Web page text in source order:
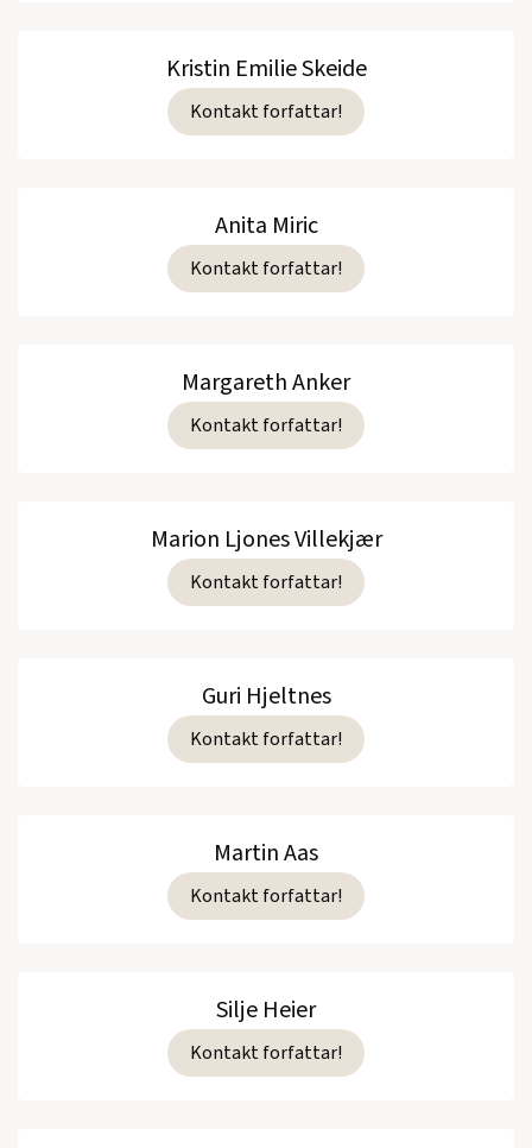
Kristin Emilie Skeide
Kontakt forfattar!
Anita Miric
Kontakt forfattar!
Margareth Anker
Kontakt forfattar!
Marion Ljones Villekjær
Kontakt forfattar!
Guri Hjeltnes
Kontakt forfattar!
Martin Aas
Kontakt forfattar!
Silje Heier
Kontakt forfattar!